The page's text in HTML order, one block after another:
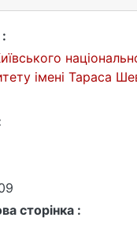
імені Тараса
сторінка :